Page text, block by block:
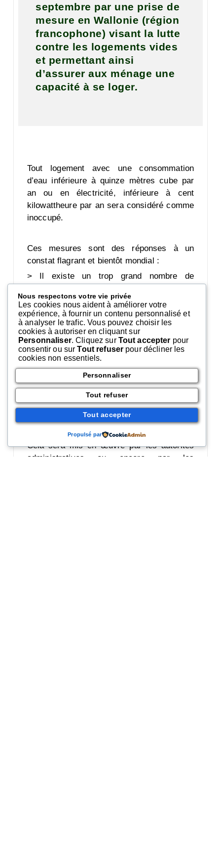
septembre par une prise de
mesure en Wallonie (région
francophone) visant la lutte
contre les logements vides
et permettant ainsi
d’assurer aux ménage une
capacité à se loger.
Tout logement avec une consommation
d’eau inférieure à quinze mètres cube par
an ou en électricité, inférieure à cent
kilowattheure par an sera considéré comme
inoccupé.
Ces mesures sont des réponses à un
constat flagrant et bientôt mondial :
> Il existe un trop grand nombre de
tandis que de nombreux logements sont
inoccupés mais la propriété d’une seule
personne.
Les communes pourront alors engager un
dialogue avec le propriétaire et mettre en
place une réquisition douce ou encore une
taxe. Une action en Justice sera également
possible et des amendes (entre 500 et 12
500€ par logement inoccupé) sont prévues
pour les longues périodes sans occupation.
Cela sera mis en œuvre par les autorités
administratives ou encore par les
Nous respectons votre vie privée
Les cookies nous aident à améliorer votre
expérience, à fournir un contenu personnalisé et
à analyser le trafic. Vous pouvez choisir les
cookies à autoriser en cliquant sur
Personnaliser. Cliquez sur Tout accepter pour
consentir ou surTout refuser pour décliner les
cookies non essentiels.
Personnaliser
Tout refuser
Tout accepter
Propulsé par